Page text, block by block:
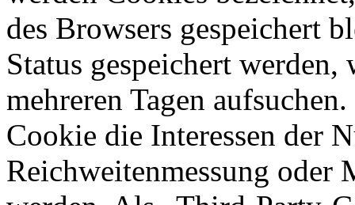
des Browsers gespeichert
Status gespeichert
mehreren Tagen
Cookie die Interessen der
Reichweitenmessung oder